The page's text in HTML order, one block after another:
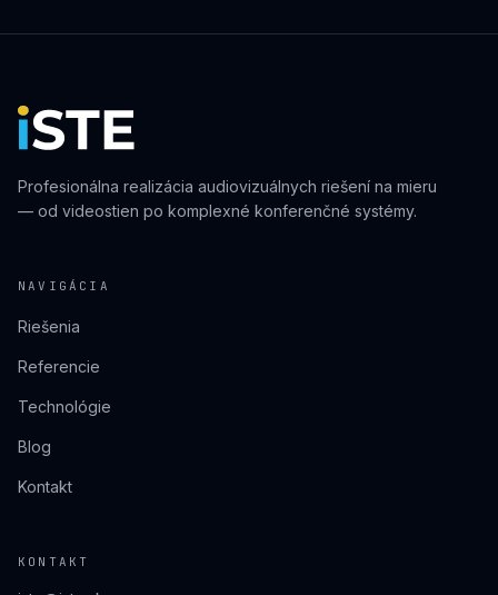
Profesionálna realizácia audiovizuálnych riešení na mieru
— od videostien po komplexné konferenčné systémy.
NAVIGÁCIA
Riešenia
Referencie
Technológie
Blog
Kontakt
KONTAKT